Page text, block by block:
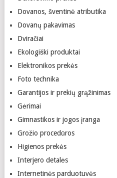
Dovanos, šventinė atributika
Dovanų pakavimas
Dviračiai
Ekologiški produktai
Elektronikos prekės
Foto technika
Garantijos ir prekių grąžinimas
Gėrimai
Gimnastikos ir jogos įranga
Grožio procedūros
Higienos prekės
Interjero detalės
Internetinės parduotuvės